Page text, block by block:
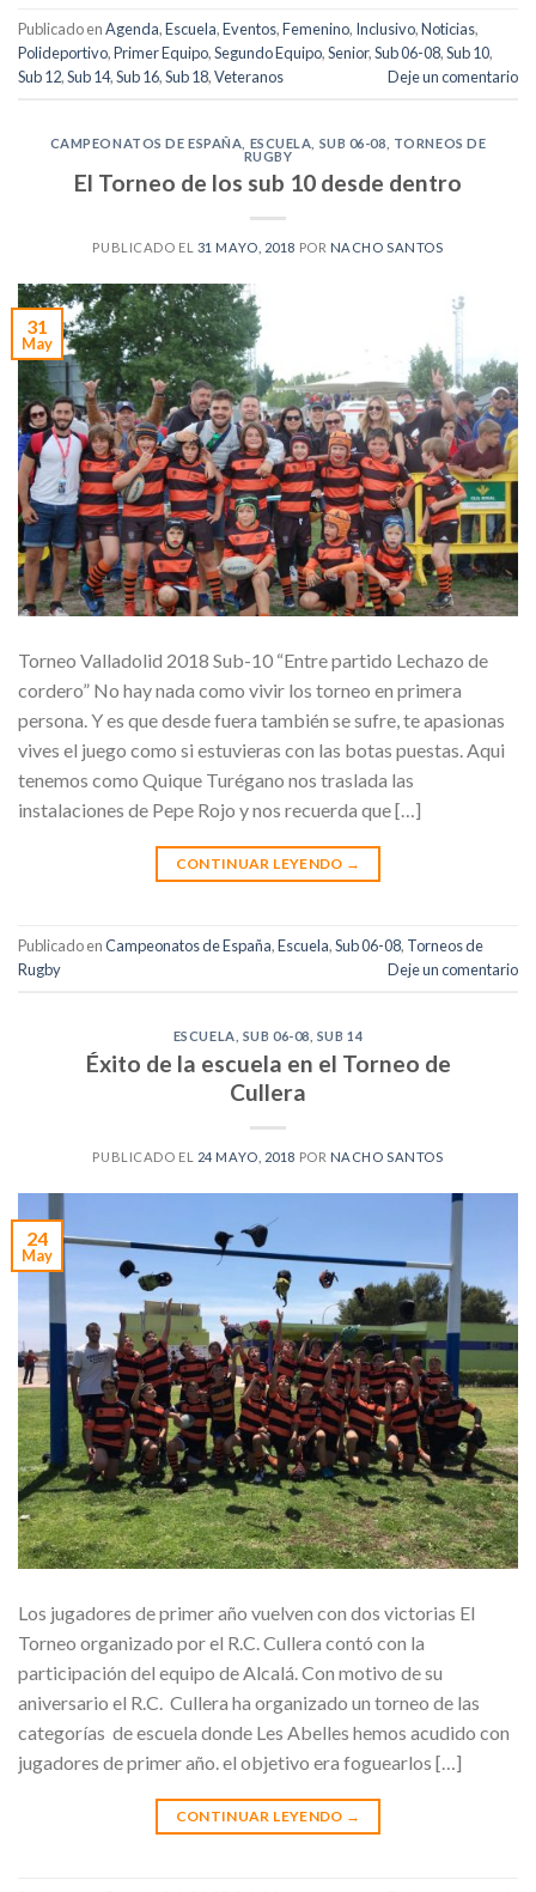
Publicado enAgenda,Escuela,Eventos,Femenino, Inclusivo,Noticias,
Polideportivo,Primer Equipo,Segundo Equipo,Senior,Sub 06-08,Sub 10,
Sub 12,Sub 14,Sub 16,Sub 18,Veteranos Deje un comentario
CAMPEONATOS DE ESPAÑA ESCUELA SUB 06-08
TORNEOS DE
RUGBY
El Torneo de los sub 10 desde dentro
PUBLICADO EL 31 MAYO, 2018 POR NACHO SANTOS
31
May
Torneo Valladolid 2018 Sub-10 “Entre partido Lechazo de
cordero” No hay nada como vivir los torneo en primera
persona. Y es que desde fuera también se sufre, te apasionas
vives el juego como si estuvieras con las botas puestas. Aqui
tenemos como Quique Turégano nos traslada las
instalaciones de Pepe Rojo y nos recuerda que […]
CONTINUAR LEYENDO →
Publicado enCampeonatos de España,Escuela,Sub 06-08, Torneos de
Rugby
Deje un comentario
ESCUELA SUB 06-08 SUB 14
Éxito de la escuela en el Torneo de
Cullera
PUBLICADO EL 24 MAYO, 2018 POR NACHO SANTOS
24
May
Los jugadores de primer año vuelven con dos victorias El
Torneo organizado por el R.C. Cullera contó con la
participación del equipo de Alcalá. Con motivo de su
aniversario el R.C. Cullera ha organizado un torneo de las
categorías de escuela donde Les Abelles hemos acudido con
jugadores de primer año. el objetivo era foguearlos […]
CONTINUAR LEYENDO →